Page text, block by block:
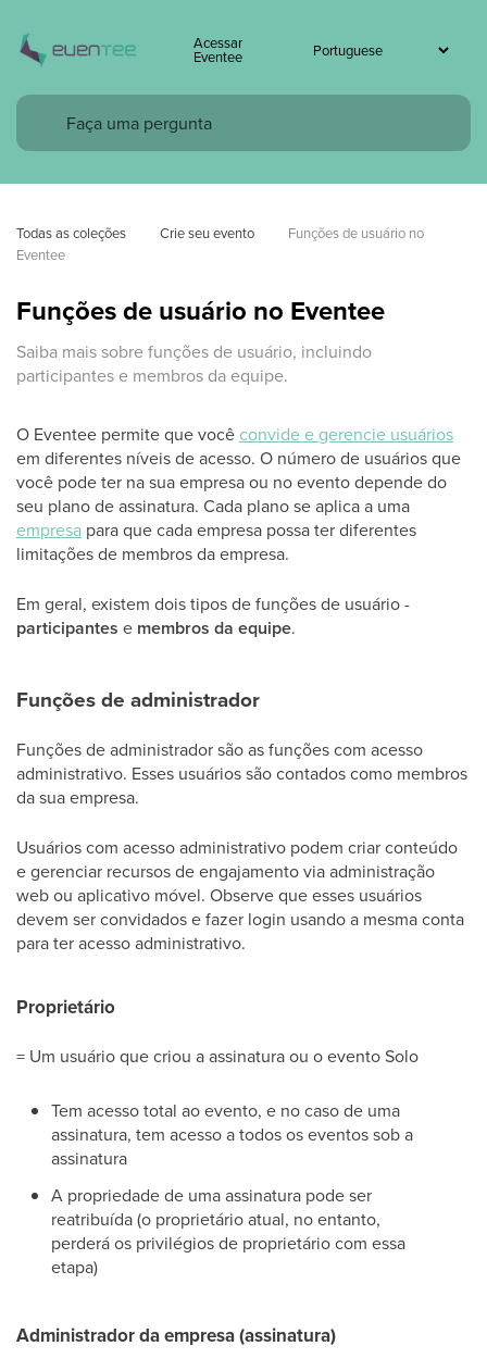
Acessar
Eventee
Todas as coleções Crie seu evento
Funções de usuário no
Eventee
Funções de usuário no Eventee
Saiba mais sobre funções de usuário, incluindo
participantes e membros da equipe.
O Eventee permite que você convide e gerencie usuários
em diferentes níveis de acesso. O número de usuários que
você pode ter na sua empresa ou no evento depende do
seu plano de assinatura. Cada plano se aplica a uma
empresa para que cada empresa possa ter diferentes
limitações de membros da empresa.
Em geral, existem dois tipos de funções de usuário -
participantes e membros da equipe.
Funções de administrador
Funções de administrador são as funções com acesso
administrativo. Esses usuários são contados como membros
da sua empresa.
Usuários com acesso administrativo podem criar conteúdo
e gerenciar recursos de engajamento via administração
web ou aplicativo móvel. Observe que esses usuários
devem ser convidados e fazer login usando a mesma conta
para ter acesso administrativo.
Proprietário
= Um usuário que criou a assinatura ou o evento Solo
Tem acesso total ao evento, e no caso de uma
assinatura, tem acesso a todos os eventos sob a
assinatura
A propriedade de uma assinatura pode ser
reatribuída (o proprietário atual, no entanto,
perderá os privilégios de proprietário com essa
etapa)
Administrador da empresa (assinatura)